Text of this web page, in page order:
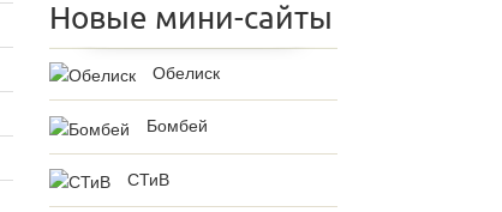
Новые мини-сайты
Обелиск
Бомбей
СТиВ